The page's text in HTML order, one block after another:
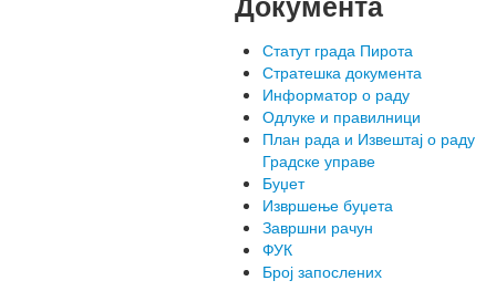
Статут града Пирота
Стратешка документа
Информатор о раду
Одлуке и правилници
План рада и Извештај о раду
Градске управе
Буџет
Извршење буџета
Завршни рачун
ФУК
Број запослених